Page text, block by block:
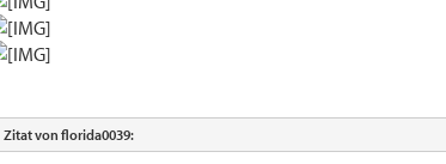
Zitat von florida0039: